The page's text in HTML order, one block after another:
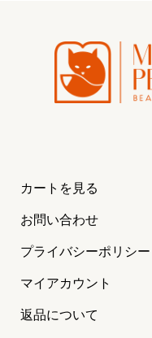
カートを見る
お問い合わせ
プライバシーポリシー
マイアカウント
返品について